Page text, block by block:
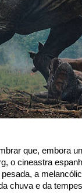
que, embora
o cineastra
a
chuva e da